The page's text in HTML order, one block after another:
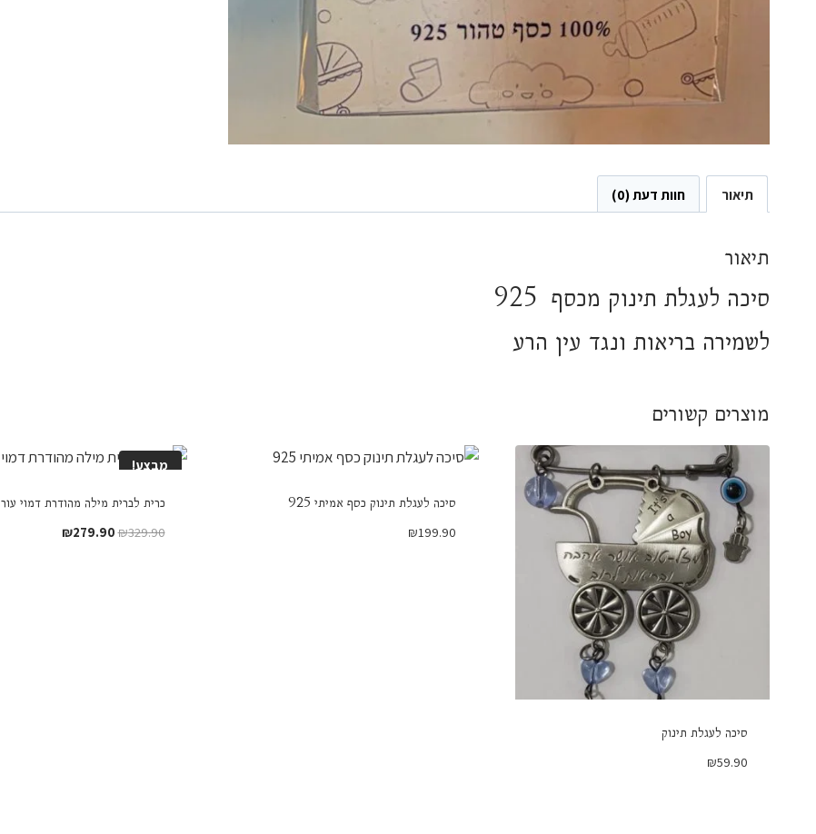
תיאור חוות דעת (0)
תיאור
סיכה לעגלת תינוק מכסף 925
לשמירה בריאות ונגד עין הרע
מוצרים קשורים
סיכה לעגלת תינוק
₪59.90
סיכה לעגלת תינוק כסף אמיתי 925
₪199.90
מבצע!
כרית לברית מילה מהודרת דמוי עור
₪329.90
המחיר
₪279.90 המחיר